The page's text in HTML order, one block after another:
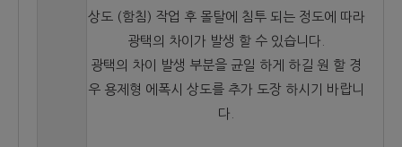
상도 (함침) 작업 후 몰탈에 침투 되는 정도에 따라
광택의 차이가 발생 할 수 있습니다.
광택의 차이 발생 부분을 균일 하게 하길 원 할 경
우 용제형 에폭시 상도를 추가 도장 하시기 바랍니
다.